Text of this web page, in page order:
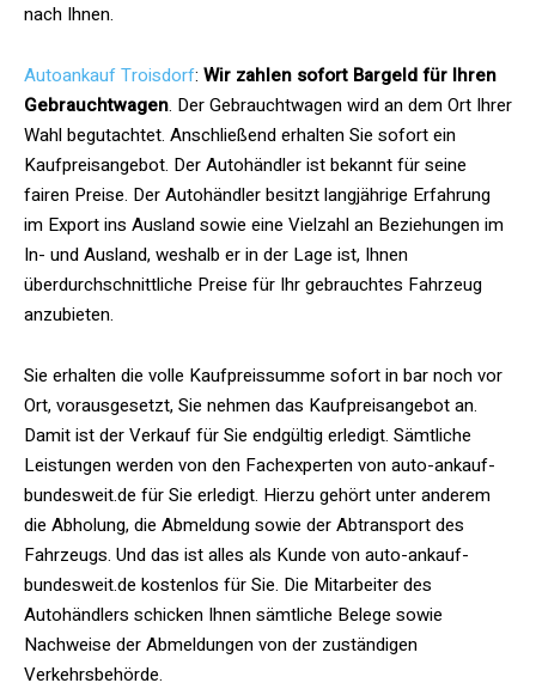
nach Ihnen.
Autoankauf Troisdorf: Wir zahlen sofort Bargeld für Ihren
Gebrauchtwagen. Der Gebrauchtwagen wird an dem Ort Ihrer
Wahl begutachtet. Anschließend erhalten Sie sofort ein
Kaufpreisangebot. Der Autohändler ist bekannt für seine
fairen Preise. Der Autohändler besitzt langjährige Erfahrung
im Export ins Ausland sowie eine Vielzahl an Beziehungen im
In- und Ausland, weshalb er in der Lage ist, Ihnen
überdurchschnittliche Preise für Ihr gebrauchtes Fahrzeug
anzubieten.
Sie erhalten die volle Kaufpreissumme sofort in bar noch vor
Ort, vorausgesetzt, Sie nehmen das Kaufpreisangebot an.
Damit ist der Verkauf für Sie endgültig erledigt. Sämtliche
Leistungen werden von den Fachexperten von auto-ankauf-
bundesweit.de für Sie erledigt. Hierzu gehört unter anderem
die Abholung, die Abmeldung sowie der Abtransport des
Fahrzeugs. Und das ist alles als Kunde von auto-ankauf-
bundesweit.de kostenlos für Sie. Die Mitarbeiter des
Autohändlers schicken Ihnen sämtliche Belege sowie
Nachweise der Abmeldungen von der zuständigen
Verkehrsbehörde.